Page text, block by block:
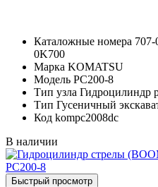
Каталожные номера 707-
0K700
Марка KOMATSU
Модель PC200-8
Тип узла Гидроцилиндр
Тип Гусеничный
Код kompc2008dc
В наличии